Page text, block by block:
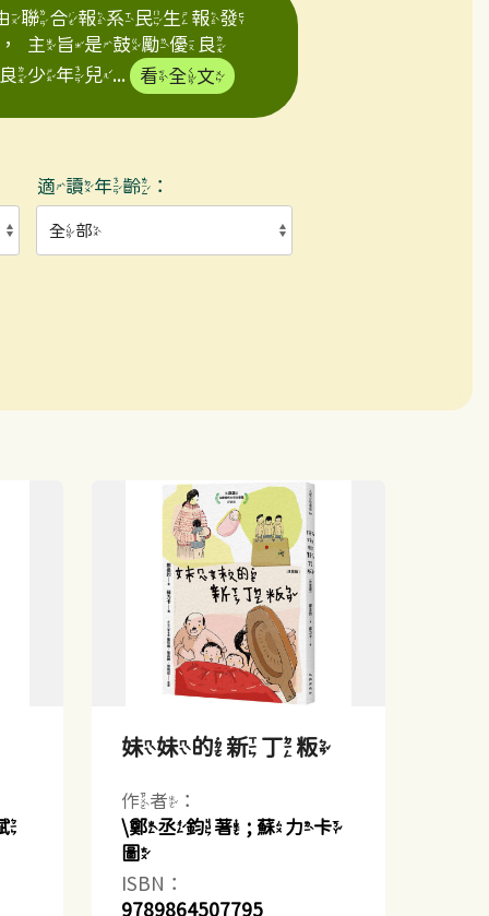
聯合報系民生報發
主旨是鼓勵優良
少年兒...
看全文
適讀年齡：
妹妹的新丁粄
作者：
\鄭丞鈞著 ; 蘇力卡
圖
ISBN：
9789864507795